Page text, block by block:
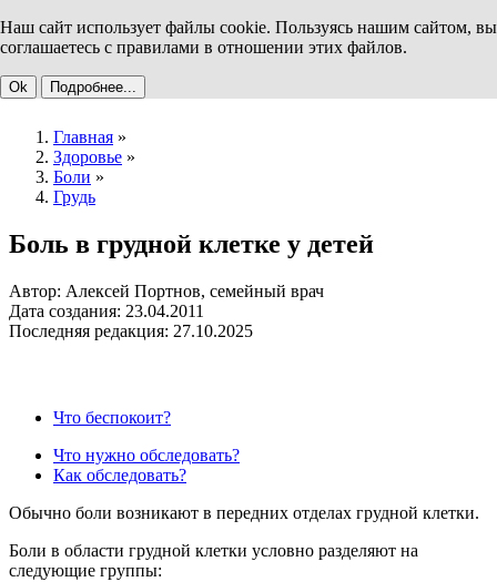
Наш сайт использует файлы cookie. Пользуясь нашим сайтом, вы
соглашаетесь с правилами в отношении этих файлов.
Ok Подробнее...
Главная »
Здоровье »
Боли »
Грудь
Боль в грудной клетке у детей
Автор: Алексей Портнов, семейный врач
Дата создания: 23.04.2011
Последняя редакция: 27.10.2025
Что беспокоит?
Что нужно обследовать?
Как обследовать?
Обычно боли возникают в передних отделах грудной клетки.
Боли в области грудной клетки условно разделяют на
следующие группы: